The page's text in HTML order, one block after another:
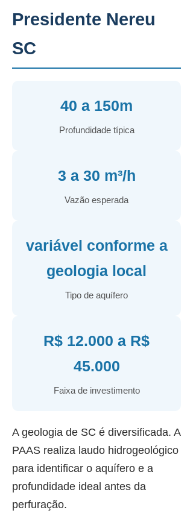
Presidente Nereu
SC
40 a 150m
Profundidade típica
3 a 30 m³/h
Vazão esperada
variável conforme a
geologia local
Tipo de aquífero
R$ 12.000 a R$
45.000
Faixa de investimento
A geologia de SC é diversificada. A
PAAS realiza laudo hidrogeológico
para identificar o aquífero e a
profundidade ideal antes da
perfuração.